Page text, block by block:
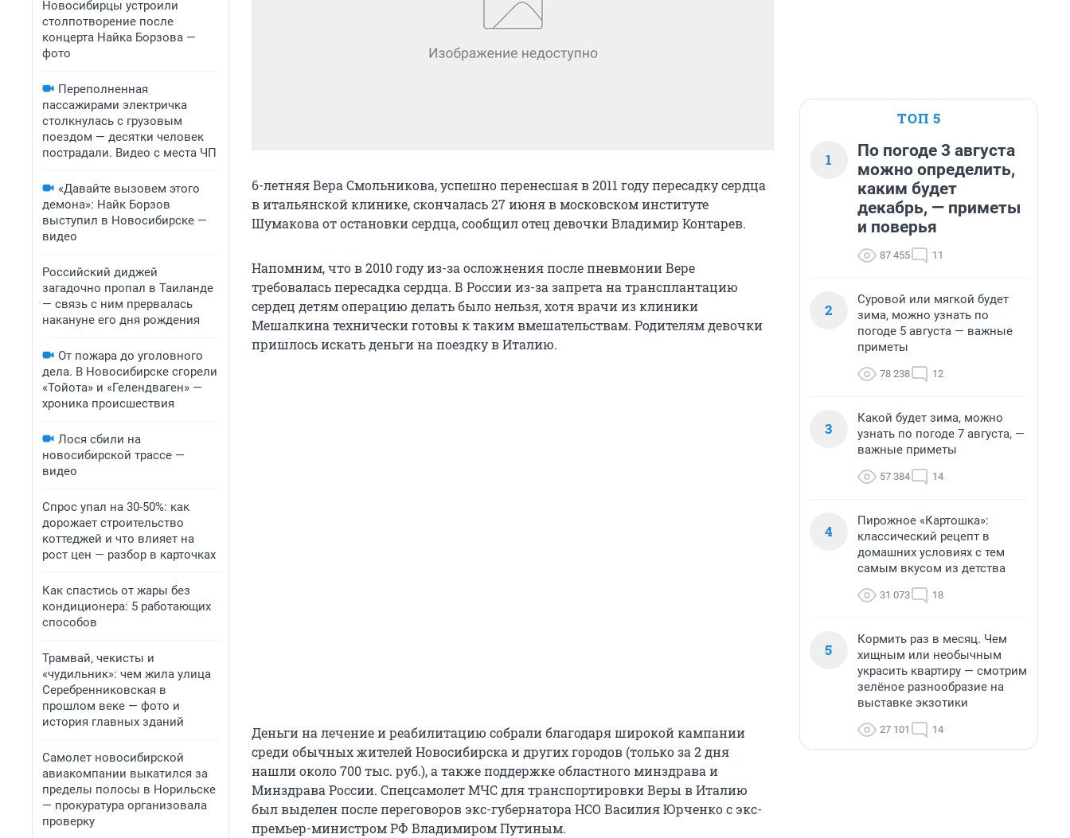
Новосибирцы устроили
столпотворение после
концерта Найка Борзова —
фото
Переполненная
пассажирами электричка
столкнулась с грузовым
поездом — десятки человек
пострадали. Видео с места ЧП
«Давайте вызовем этого
демона»: Найк Борзов
выступил в Новосибирске —
видео
Российский диджей
загадочно пропал в Таиланде
— связь с ним прервалась
накануне его дня рождения
От пожара до уголовного
дела. В Новосибирске сгорели
«Тойота» и «Гелендваген» —
хроника происшествия
Лося сбили на
новосибирской трассе —
видео
Спрос упал на 30-50%: как
дорожает строительство
коттеджей и что влияет на
рост цен — разбор в карточках
Как спастись от жары без
кондиционера: 5 работающих
способов
Трамвай, чекисты и
«чудильник»: чем жила улица
Серебренниковская в
прошлом веке — фото и
история главных зданий
Самолет новосибирской
авиакомпании выкатился за
пределы полосы в Норильске
— прокуратура организовала
проверку
6-летняя Вера Смольникова, успешно перенесшая в 2011 году пересадку сердца
в итальянской клинике, скончалась 27 июня в московском институте
Шумакова от остановки сердца, сообщил отец девочки Владимир Контарев.
Напомним, что в 2010 году из-за осложнения после пневмонии Вере
требовалась пересадка сердца. В России из-за запрета на трансплантацию
сердец детям операцию делать было нельзя, хотя врачи из клиники
Мешалкина технически готовы к таким вмешательствам. Родителям девочки
пришлось искать деньги на поездку в Италию.
Деньги на лечение и реабилитацию собрали благодаря широкой кампании
среди обычных жителей Новосибирска и других городов (только за 2 дня
нашли около 700 тыс. руб.), а также поддержке областного минздрава и
Минздрава России. Спецсамолет МЧС для транспортировки Веры в Италию
был выделен после переговоров экс-губернатора НСО Василия Юрченко с экс-
премьер-министром РФ Владимиром Путиным.
ТОП 5
1
По погоде 3 августа
можно определить,
каким будет
декабрь, — приметы
и поверья
87 455 11
2
Суровой или мягкой будет
зима, можно узнать по
погоде 5 августа — важные
приметы
78 238 12
3
Какой будет зима, можно
узнать по погоде 7 августа, —
важные приметы
57 384 14
4
Пирожное «Картошка»:
классический рецепт в
домашних условиях с тем
самым вкусом из детства
31 073 18
5
Кормить раз в месяц. Чем
хищным или необычным
украсить квартиру — смотрим
зелёное разнообразие на
выставке экзотики
27 101 14